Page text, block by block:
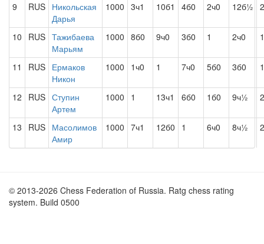
9 RUS Никольская
Дарья
1000 3ч1 10б1 4б0 2ч0 12б½
10 RUS Тажибаева
Марьям
1000 8б0 9ч0 3б0 1 2ч0
11 RUS Ермаков
Никон
1000 1ч0 1 7ч0 5б0 3б0
12 RUS Ступин
Артем
1000 1 13ч1 6б0 1б0 9ч½
13 RUS Масолимов
Амир
1000 7ч1 12б0 1 6ч0 8ч½
© 2013-2026 Chess Federation of Russia. Ratg chess rating
system. Build 0500